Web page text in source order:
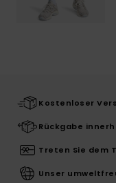
Kostenloser
Rückgabe
Treten Sie dem
Unser